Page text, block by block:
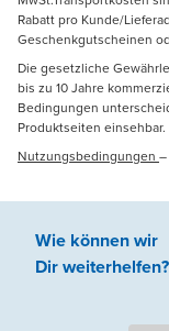
Rabatt pro Kunde/
Geschenkgutscheinen
Die gesetzliche
bis zu 10 Jahre
Bedingungen
Produktseiten einsehbar.
Nutzungsbedingungen –
Wie können wir
Dir weiterhelfen?